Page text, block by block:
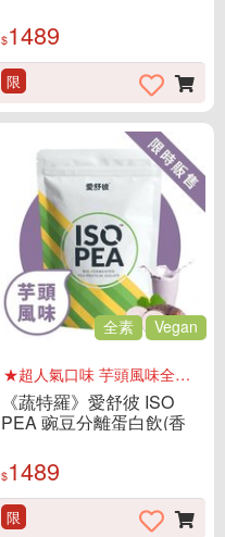
$1489
限
全素 Vegan
★超人氣口味 芋頭風味全新上市
《蔬特羅》愛舒彼 ISO
PEA 豌豆分離蛋白飲(香
$1489
限